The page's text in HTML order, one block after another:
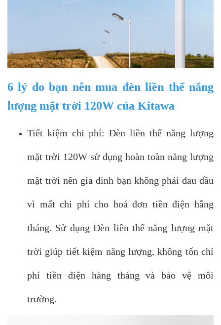
6 lý do bạn nên mua đèn liền thể năng
lượng mặt trời 120W của Kitawa
Tiết kiệm chi phí: Đèn liền thể năng lượng
mặt trời 120W sử dụng hoàn toàn năng lượng
mặt trời nên gia đình bạn không phải đau đầu
vì mất chi phí cho hoá đơn tiền điện hằng
tháng. Sử dụng Đèn liền thể năng lượng mặt
trời giúp tiết kiệm năng lượng, không tốn chí
phí tiền điện hàng tháng và bảo vệ môi
trường.